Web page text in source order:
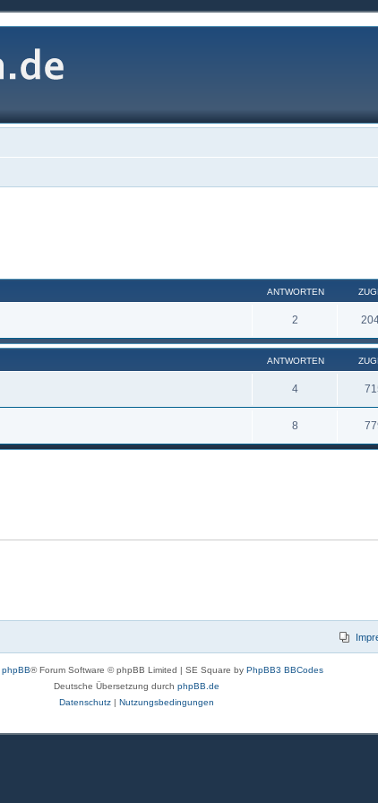
ANTWORTEN
2
ANTWORTEN
4
8
phpBB® Forum Software © phpBB Limited | SE Square by PhpBB3 BBCodes
Deutsche Übersetzung durch phpBB.de
Datenschutz| Nutzungsbedingungen